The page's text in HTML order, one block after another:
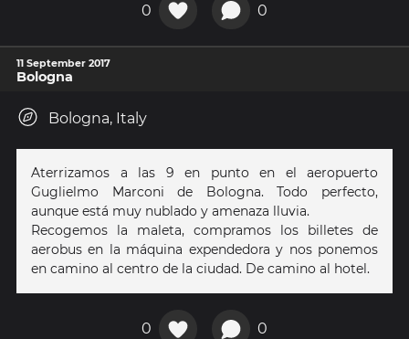
0 0
11 September 2017
Bologna
Bologna, Italy
Aterrizamos a las 9 en punto en el aeropuerto
Guglielmo Marconi de Bologna. Todo perfecto,
aunque está muy nublado y amenaza lluvia.
Recogemos la maleta, compramos los billetes de
aerobus en la máquina expendedora y nos ponemos
en camino al centro de la ciudad. De camino al hotel.
0 0